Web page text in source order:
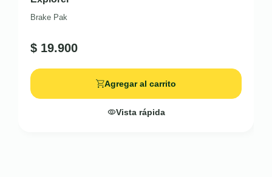
Brake Pak
$ 19.900
Agregar al carrito
Vista rápida